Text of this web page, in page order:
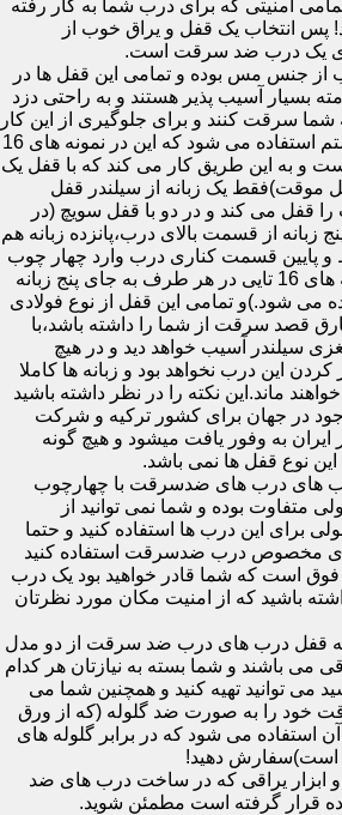
امنیتی که برای درب شما به کار رفته
پس انتخاب یک قفل و یراق خوب از
یک درب ضد سرقت است.
از جنس مس بوده و تمامی این قفل ها در
بسیار آسیب پذیر هستند و به راحتی دزد
شما سرقت کنند و برای جلوگیری از این کار
از قفل مولتی سیستم استفاده می شود که این در نمونه های 16
است و به این طریق کار می کند که با قفل یک
موقت)فقط یک زبانه از سیلندر قفل
قفل می کند و در دو با قفل سویچ (در
20 تایی )پنج زبانه از قسمت بالای درب،پانزده زبانه هم
و پایین قسمت کناری درب وارد چهار چوب
می شوند (در نسخه های 16 تایی در هر طرف به جای پنج زبانه
می شود.)و تمامی این قفل از نوع فولادی
قصد سرقت از شما را داشته باشد،با
سیلندر آسیب خواهد دید و در هیچ
این درب نخواهد بود و زبانه ها کاملا
ماند.این نکته را در نظر داشته باشید
در جهان برای کشور ترکیه و شرکت
ایران به وفور یافت میشود و هیچ گونه
نوع قفل ها نمی باشد.
های درب های ضدسرقت با چهارچوب
متفاوت بوده و شما نمی توانید از
برای این درب ها استفاده کنید و حتما
مخصوص درب ضدسرقت استفاده کنید
فوق است که شما قادر خواهید بود یک درب
باشید که از امنیت مکان مورد نظرتان
قفل درب های درب ضد سرقت از دو مدل
می باشند و شما بسته به نیازتان هر کدام
می توانید تهیه کنید و همچنین شما می
خود را به صورت ضد گلوله (که از ورق
استفاده می شود که در برابر گلوله های
دهید!
و ابزار یراقی که در ساخت درب های ضد
قرار گرفته است مطمئن شوید.